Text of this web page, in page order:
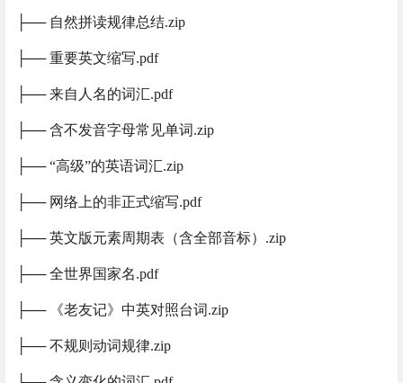
├── 自然拼读规律总结.zip
├── 重要英文缩写.pdf
├── 来自人名的词汇.pdf
├── 含不发音字母常见单词.zip
├── “高级”的英语词汇.zip
├── 网络上的非正式缩写.pdf
├── 英文版元素周期表（含全部音标）.zip
├── 全世界国家名.pdf
├── 《老友记》中英对照台词.zip
├── 不规则动词规律.zip